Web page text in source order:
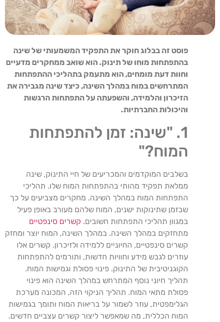
פוסט זה בבלוג חוקר את התפקיד המשמעותי של שינה
בהתפתחות מוחו של תינוק. הוא שואב ממחקרים מדעיים
וחוות דעת מומחים, הוא מתעמק בתהליכי ההתפתחות
המתרחשים במוח במהלך השינה, כיצד שינה מגבירה את
הזיכרון והלמידה, והשפעתה על התפתחות הרגשות
והיכולות החברתיות.
1. "שינה: זמן להתפתחות
המוח?"
בשלבים המוקדמים והמכריעים של חיי התינוק, שינה
ממלאת תפקיד מהותי בהתפתחות המוח שלו. תהליכי
התפתחות המוח במהלך השינה. מחקרים מצביעים על כך
שבזמן שתינוקות ישנים, המוח שלהם מעורב באופן פעיל
במגוון תהליכי התפתחות חשובים. קשרים סינפטיים
מתחזקים במהלך השינה. במהלך השינה, המוח יוצר ומחזק
קשרים סינפטיים, החיוניים ללמידה ולזיכרון. קשרים אלו
עוזרים לגבש מידע וחוויות חדשות, ותורמים להתפתחות
הקוגניטיבית של התינוק. פינוי פסולת וגמישות המוח.
תהליך חיוני נוסף המתרחש במהלך השינה הוא פינוי
פסולת מתאי המוח. תהליך הניקוי הזה, המכונה מערכת
הגלימפטית, עוזר לשמור על בריאות המוח ותומך בגמישות
המוח הכללית, מה שמאפשר ליצור קשרים עצביים חדשים.